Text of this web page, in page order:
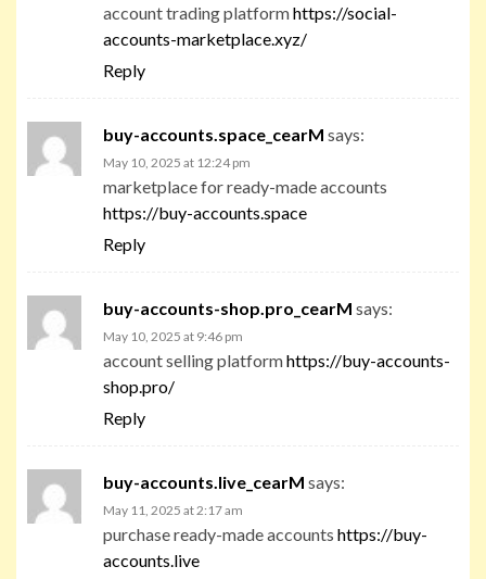
account trading platformhttps://social-
accounts-marketplace.xyz/
Reply
buy-accounts.space_cearM says:
May 10, 2025 at 12:24 pm
marketplace for ready-made accounts
https://buy-accounts.space
Reply
buy-accounts-shop.pro_cearM says:
May 10, 2025 at 9:46 pm
account selling platformhttps://buy-accounts-
shop.pro/
Reply
buy-accounts.live_cearM says:
May 11, 2025 at 2:17 am
purchase ready-made accounts https://buy-
accounts.live